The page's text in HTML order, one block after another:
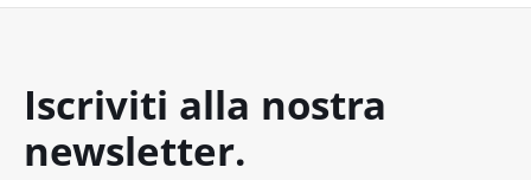
Iscriviti alla nostra
newsletter.